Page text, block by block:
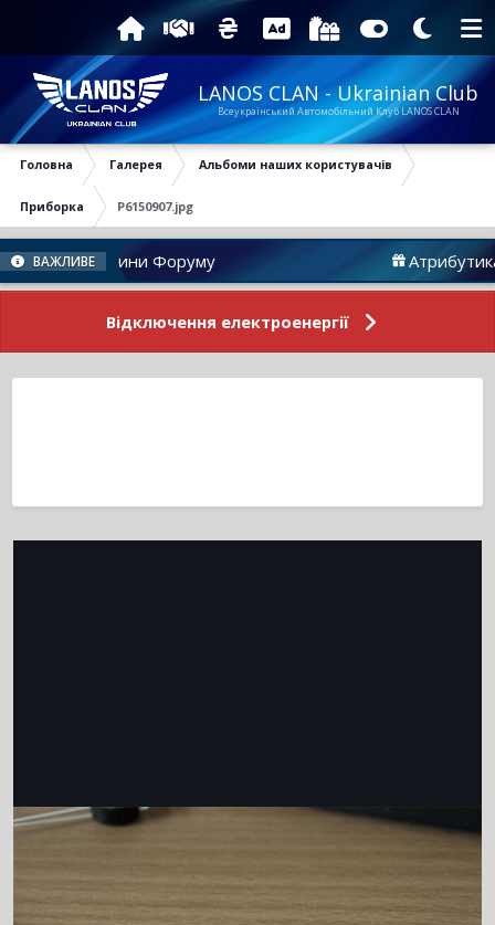
LANOS CLAN - Ukrainian Club
Всеукраїнський Автомобільний Клуб LANOS CLAN
Головна Галерея Альбоми наших користувачів
Приборка P6150907.jpg
ВАЖЛИВЕ
Новини Форуму Атрибутика
Відключення електроенергії